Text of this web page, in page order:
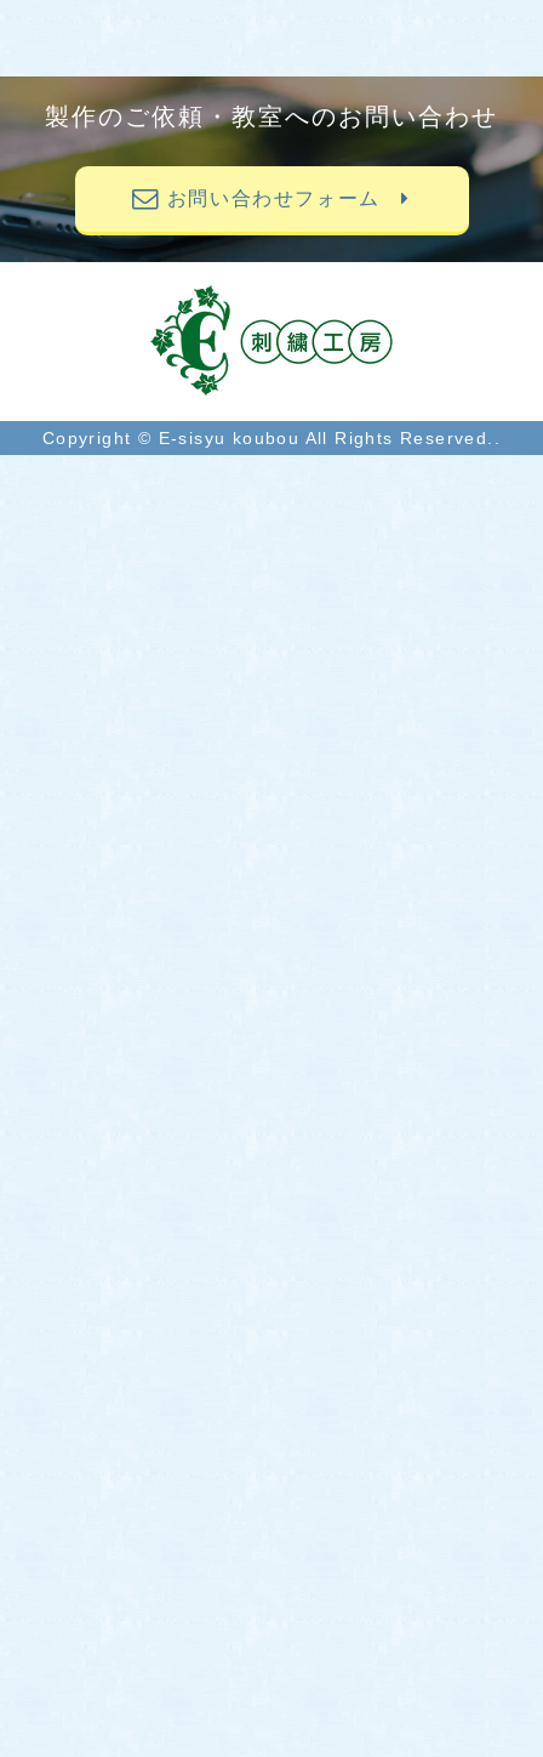
製作のご依頼・教室へのお問い合わせ
お問い合わせフォーム
Copyright © E-sisyu koubou All Rights Reserved..